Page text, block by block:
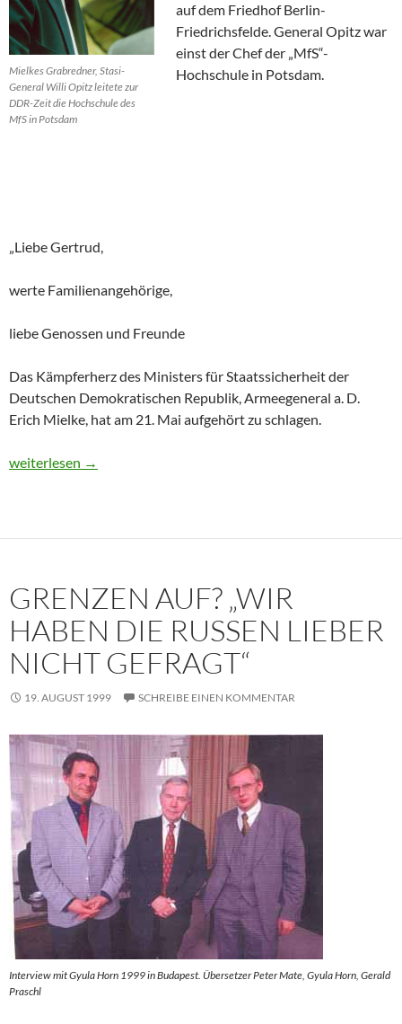
Mielkes Grabredner, Stasi-
General Willi Opitz leitete zur
DDR-Zeit die Hochschule des
MfS in Potsdam
auf dem Friedhof Berlin-
Friedrichsfelde. General Opitz war
einst der Chef der „MfS“-
Hochschule in Potsdam.
„Liebe Gertrud,
werte Familienangehörige,
liebe Genossen und Freunde
Das Kämpferherz des Ministers für Staatssicherheit der
Deutschen Demokratischen Republik, Armeegeneral a. D.
Erich Mielke, hat am 21. Mai aufgehört zu schlagen.
Historisches Dokument: Die Trauerrede für Erich Mielke (1907-
weiterlesen →
GRENZEN AUF? „WIR
HABEN DIE RUSSEN LIEBER
NICHT GEFRAGT“
19. AUGUST 1999 SCHREIBE EINEN KOMMENTAR
Interview mit Gyula Horn 1999 in Budapest. Übersetzer Peter Mate, Gyula Horn, Gerald
Praschl